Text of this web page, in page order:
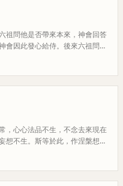
祖問他是否帶來本來，神會回答
會因此發心給侍。後來六祖問眾
，心心法品不生，不念去來現在
想不生。斯等於此，作涅槃想。